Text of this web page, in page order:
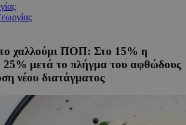
χαλλούμι ΠΟΠ: Στο 15% η
μετά το πλήγμα του αφθώδους
νέου διατάγματος